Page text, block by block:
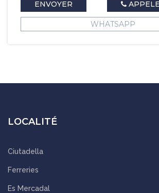
ENVOYER
WHATSAPP
LOCALITÉ
Ciutadella
Ferreries
Es Mercadal